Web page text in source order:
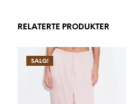
RELATERTE PRODUKTER
SALG!